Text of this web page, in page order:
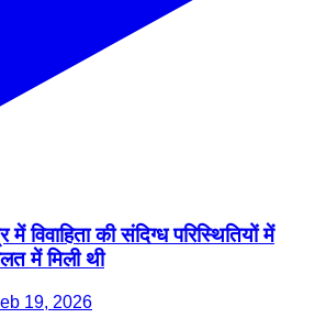
में विवाहिता की संदिग्ध परिस्थितियों में
में मिली थी
19, 2026